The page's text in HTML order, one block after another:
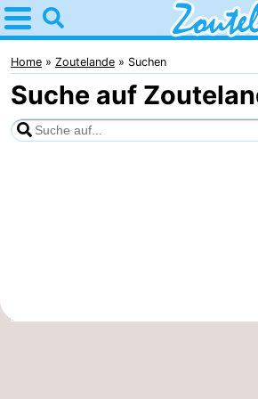
Home
Zoutelande
Tipps
Für
Home Zoutelande Suchen
Suche auf